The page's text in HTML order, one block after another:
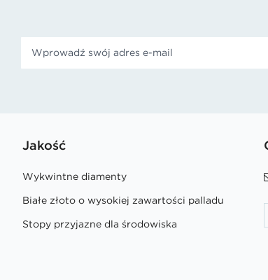
Jakość
Wykwintne diamenty
Białe złoto o wysokiej zawartości palladu
Stopy przyjazne dla środowiska